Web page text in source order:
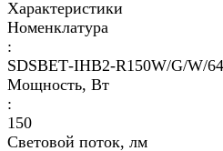
Характеристики
Номенклатура
:
SDSВЕТ-IHB2-R150W/G/W/
Мощность, Вт
:
150
Световой поток, лм